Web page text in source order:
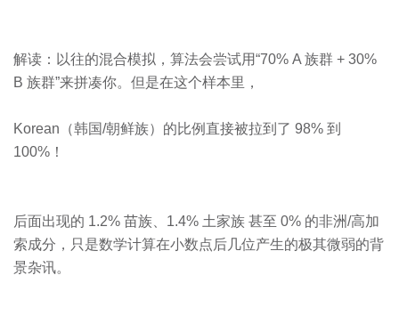
解读：以往的混合模拟，算法会尝试用“70% A 族群 + 30%
B 族群”来拼凑你。但是在这个样本里，
Korean（韩国/朝鲜族）的比例直接被拉到了 98% 到
100%！
后面出现的 1.2% 苗族、1.4% 土家族 甚至 0% 的非洲/高加
索成分，只是数学计算在小数点后几位产生的极其微弱的背
景杂讯。